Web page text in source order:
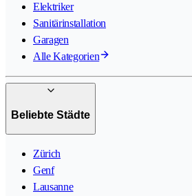
Elektriker
Sanitärinstallation
Garagen
Alle Kategorien
Beliebte Städte
Zürich
Genf
Lausanne